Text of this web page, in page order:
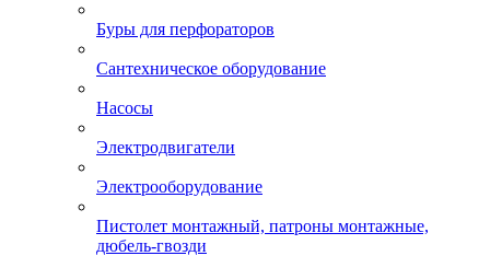
Буры для перфораторов
Сантехническое оборудование
Насосы
Электродвигатели
Электрооборудование
Пистолет монтажный, патроны монтажные,
дюбель-гвозди